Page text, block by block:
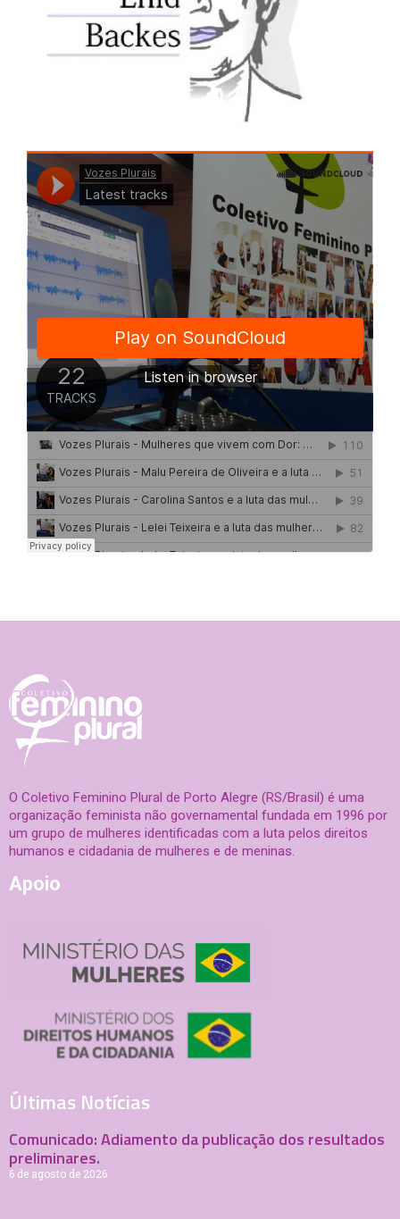
O Coletivo Feminino Plural de Porto Alegre (RS/Brasil) é uma
organização feminista não governamental fundada em 1996 por
um grupo de mulheres identificadas com a luta pelos direitos
humanos e cidadania de mulheres e de meninas.
Apoio
Últimas Notícias
Comunicado: Adiamento da publicação dos resultados
preliminares.
6 de agosto de 2026